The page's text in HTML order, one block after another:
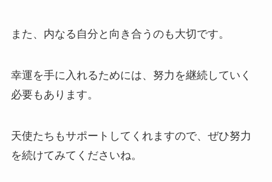
また、内なる自分と向き合うのも大切です。
幸運を手に入れるためには、努力を継続していく
必要もあります。
天使たちもサポートしてくれますので、ぜひ努力
を続けてみてくださいね。